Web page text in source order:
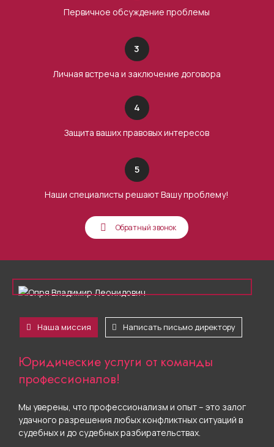
Первичное обсуждение проблемы
3
Личная встреча и заключение договора
4
Защита ваших правовых интересов
5
Наши специалисты решают Вашу проблему!
Обратный звонок
Наша миссия Написать письмо директору
Юридические услуги от команды
профессионалов!
Мы уверены, что профессионализм и опыт – это залог
удачного разрешения любых конфликтных ситуаций в
судебных и до судебных разбирательствах.